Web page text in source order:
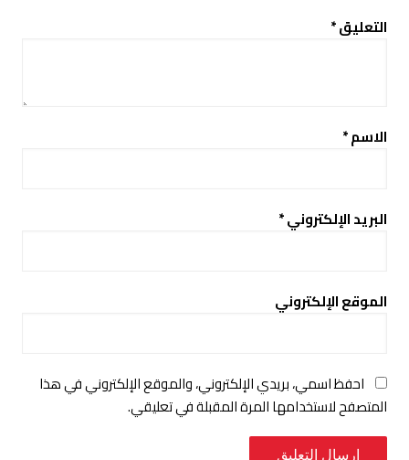
التعليق*
الاسم*
البريد الإلكتروني*
الموقع الإلكتروني
احفظ اسمي، بريدي الإلكتروني، والموقع الإلكتروني في هذا
المتصفح لاستخدامها المرة المقبلة في تعليقي.